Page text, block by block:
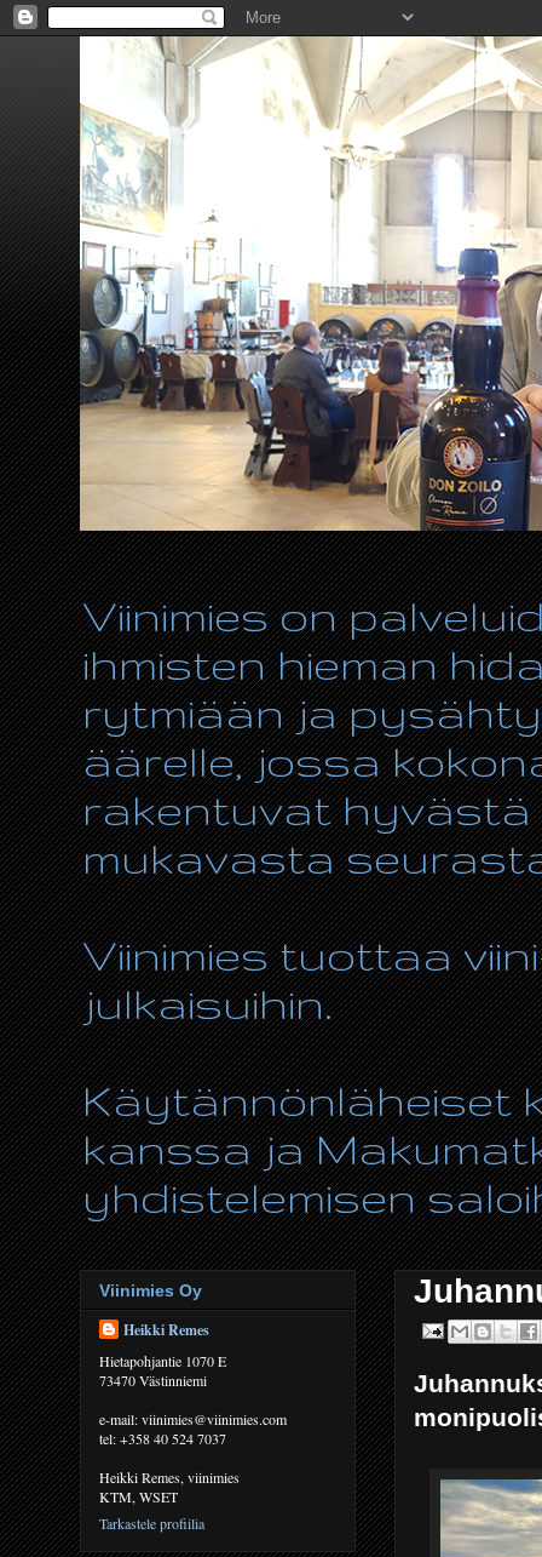
Viinimies on
ihmisten hieman
rytmiään ja
äärelle, jossa
rakentuvat hyvästä
mukavasta
Viinimies tuottaa
julkaisuihin.
Käytännönläheiset
kanssa ja
yhdistelemisen
Viinimies Oy
Heikki Remes
Hietapohjantie 1070 E
73470 Västinniemi
e-mail: viinimies@viinimies.com
tel: +358 40 524 7037
Heikki Remes, viinimies
KTM, WSET
Tarkastele profiilia